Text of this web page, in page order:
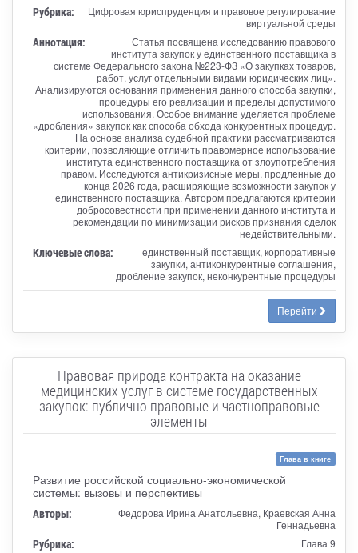
Рубрика:
Цифровая юриспруденция и правовое регулирование
виртуальной среды
Аннотация:
Статья посвящена исследованию правового
института закупок у единственного поставщика в
системе Федерального закона №223-ФЗ «О закупках товаров,
работ, услуг отдельными видами юридических лиц».
Анализируются основания применения данного способа закупки,
процедуры его реализации и пределы допустимого
использования. Особое внимание уделяется проблеме
«дробления» закупок как способа обхода конкурентных процедур.
На основе анализа судебной практики рассматриваются
критерии, позволяющие отличить правомерное использование
института единственного поставщика от злоупотребления
правом. Исследуются антикризисные меры, продленные до
конца 2026 года, расширяющие возможности закупок у
единственного поставщика. Автором предлагаются критерии
добросовестности при применении данного института и
рекомендации по минимизации рисков признания сделок
недействительными.
Ключевые слова:
единственный поставщик, корпоративные
закупки, антиконкурентные соглашения,
дробление закупок, неконкурентные процедуры
Перейти
Правовая природа контракта на оказание
медицинских услуг в системе государственных
закупок: публично-правовые и частноправовые
элементы
Глава в книге
Развитие российской социально-экономической
системы: вызовы и перспективы
Авторы:
Федорова Ирина Анатольевна, Краевская Анна
Геннадьевна
Рубрика: Глава 9